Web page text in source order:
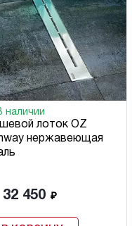
наличии
лоток OZ
нержавеющая
32 450 ₽